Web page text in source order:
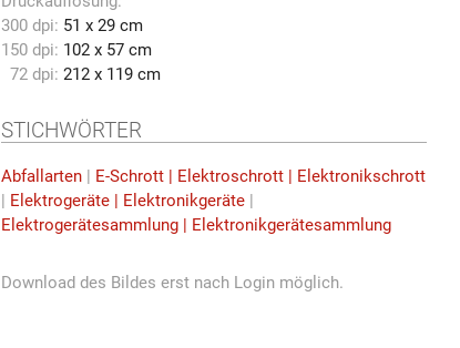
300 dpi: 51 x 29 cm
150 dpi: 102 x 57 cm
72 dpi: 212 x 119 cm
STICHWÖRTER
Abfallarten | E-Schrott | Elektroschrott | Elektronikschrott
| Elektrogeräte | Elektronikgeräte |
Elektrogerätesammlung | Elektronikgerätesammlung
Download des Bildes erst nach Login möglich.